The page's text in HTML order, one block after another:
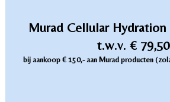
Murad Cellular Hydration
t.w.v. € 79,50
bij aankoop € 150,- aan Murad producten